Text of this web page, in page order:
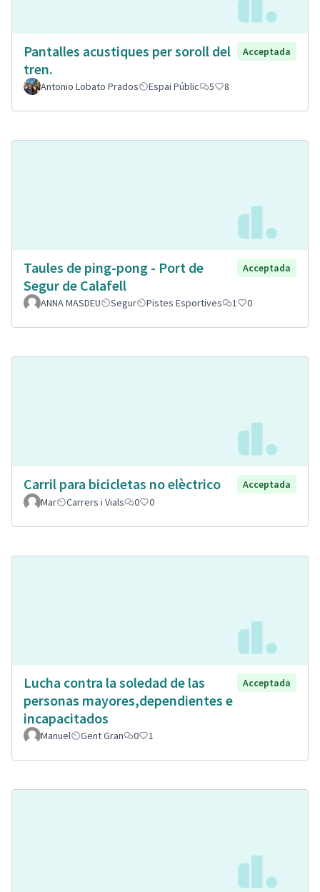
Pantalles acustiques per soroll del
tren.
Acceptada
Antonio Lobato Prados Espai Públic 5 8
Taules de ping-pong - Port de
Segur de Calafell
Acceptada
ANNA MASDEU Segur Pistes Esportives 1 0
Carril para bicicletas no elèctrico
Acceptada
Mar
Carrers i Vials 0 0
Lucha contra la soledad de las
personas mayores,dependientes e
incapacitados
Acceptada
Manuel Gent Gran 0 1